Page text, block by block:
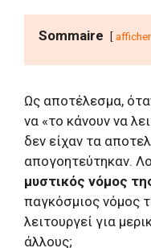
Sommaire afficher
Ως αποτέλεσμα,
να «το κάνουν να
δεν είχαν τα
απογοητεύτηκαν.
μυστικός νόμος
παγκόσμιος νόμος
λειτουργεί για
άλλους;